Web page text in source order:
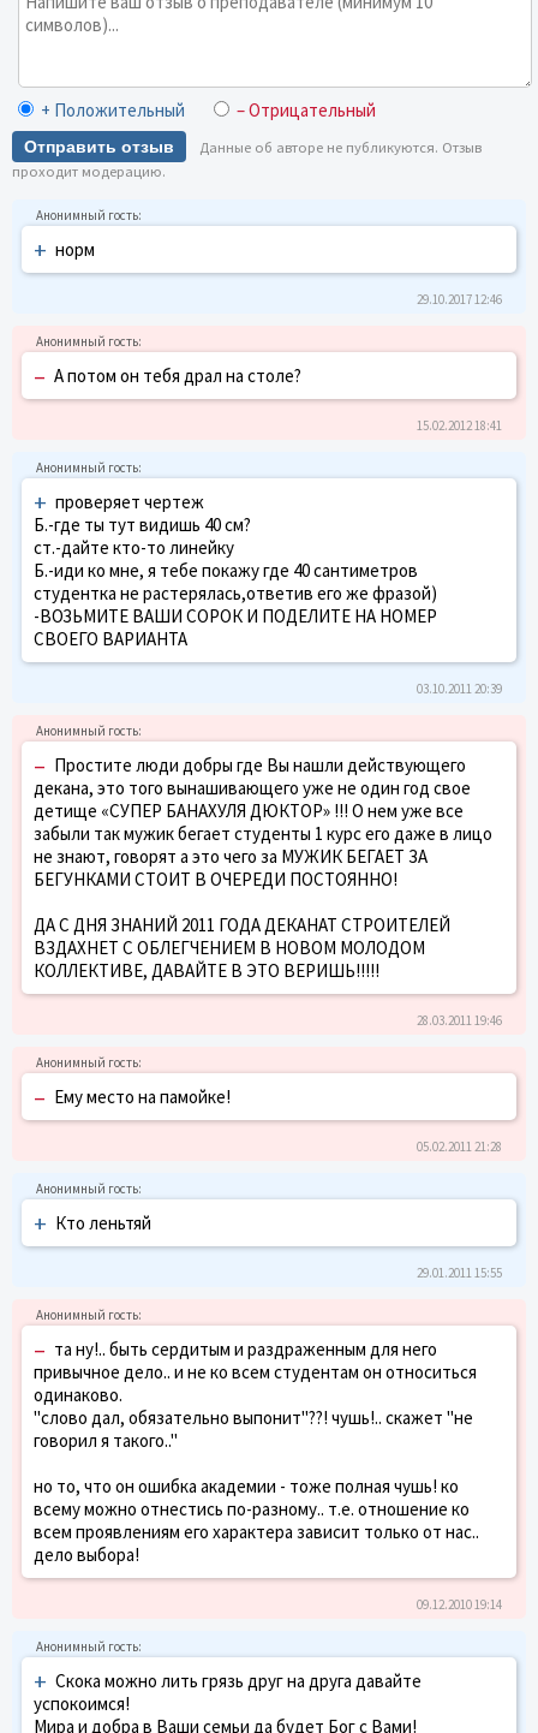
+ Положительный – Отрицательный
Отправить отзыв
Данные об авторе не публикуются. Отзыв
проходит модерацию.
+ норм
29.10.2017 12:46
– А потом он тебя драл на столе?
15.02.2012 18:41
+ проверяет чертеж
Б.-где ты тут видишь 40 см?
ст.-дайте кто-то линейку
Б.-иди ко мне, я тебе покажу где 40 сантиметров
студентка не растерялась,ответив его же фразой)
-ВОЗЬМИТЕ ВАШИ СОРОК И ПОДЕЛИТЕ НА НОМЕР
СВОЕГО ВАРИАНТА
03.10.2011 20:39
– Простите люди добры где Вы нашли действующего
декана, это того вынашивающего уже не один год свое
детище «СУПЕР БАНАХУЛЯ ДЮКТОР» !!! О нем уже все
забыли так мужик бегает студенты 1 курс его даже в лицо
не знают, говорят а это чего за МУЖИК БЕГАЕТ ЗА
БЕГУНКАМИ СТОИТ В ОЧЕРЕДИ ПОСТОЯННО!
ДА С ДНЯ ЗНАНИЙ 2011 ГОДА ДЕКАНАТ СТРОИТЕЛЕЙ
ВЗДАХНЕТ С ОБЛЕГЧЕНИЕМ В НОВОМ МОЛОДОМ
КОЛЛЕКТИВЕ, ДАВАЙТЕ В ЭТО ВЕРИШЬ!!!!!
28.03.2011 19:46
– Ему место на памойке!
05.02.2011 21:28
+ Кто леньтяй
29.01.2011 15:55
– та ну!.. быть сердитым и раздраженным для него
привычное дело.. и не ко всем студентам он относиться
одинаково.
"слово дал, обязательно выпонит"??! чушь!.. скажет "не
говорил я такого.."
но то, что он ошибка академии - тоже полная чушь! ко
всему можно отнестись по-разному.. т.е. отношение ко
всем проявлениям его характера зависит только от нас..
дело выбора!
09.12.2010 19:14
+ Скока можно лить грязь друг на друга давайте
успокоимся!
Мира и добра в Ваши семьи да будет Бог с Вами!